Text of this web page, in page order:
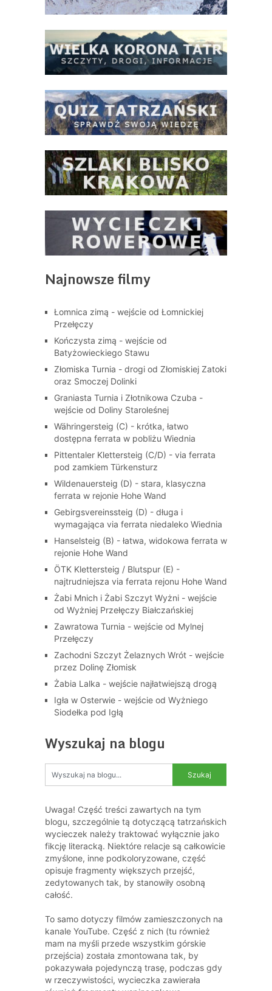
Najnowsze filmy
Łomnica zimą - wejście od Łomnickiej
Przełęczy
Kończysta zimą - wejście od
Batyżowieckiego Stawu
Złomiska Turnia - drogi od Złomiskiej Zatoki
oraz Smoczej Dolinki
Graniasta Turnia i Złotnikowa Czuba -
wejście od Doliny Staroleśnej
Währingersteig (C) - krótka, łatwo
dostępna ferrata w pobliżu Wiednia
Pittentaler Klettersteig (C/D) - via ferrata
pod zamkiem Türkensturz
Wildenauersteig (D) - stara, klasyczna
ferrata w rejonie Hohe Wand
Gebirgsvereinssteig (D) - długa i
wymagająca via ferrata niedaleko Wiednia
Hanselsteig (B) - łatwa, widokowa ferrata w
rejonie Hohe Wand
ÖTK Klettersteig / Blutspur (E) -
najtrudniejsza via ferrata rejonu Hohe Wand
Żabi Mnich i Żabi Szczyt Wyżni - wejście
od Wyżniej Przełęczy Białczańskiej
Zawratowa Turnia - wejście od Mylnej
Przełęczy
Zachodni Szczyt Żelaznych Wrót - wejście
przez Dolinę Złomisk
Żabia Lalka - wejście najłatwiejszą drogą
Igła w Osterwie - wejście od Wyżniego
Siodełka pod Igłą
Wyszukaj na blogu
Uwaga! Część treści zawartych na tym
blogu, szczególnie tą dotyczącą tatrzańskich
wycieczek należy traktować wyłącznie jako
fikcję literacką. Niektóre relacje są całkowicie
zmyślone, inne podkoloryzowane, część
opisuje fragmenty większych przejść,
zedytowanych tak, by stanowiły osobną
całość.
To samo dotyczy filmów zamieszczonych na
kanale YouTube. Część z nich (tu również
mam na myśli przede wszystkim górskie
przejścia) została zmontowana tak, by
pokazywała pojedynczą trasę, podczas gdy
w rzeczywistości, wycieczka zawierała